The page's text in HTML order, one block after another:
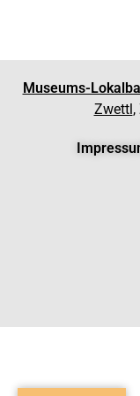
Museums-
Zwettl